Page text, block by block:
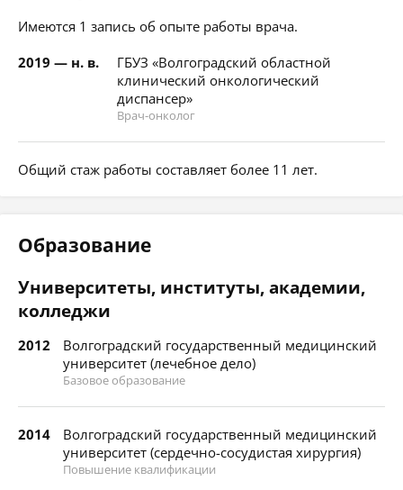
Имеются 1 запись об опыте работы врача.
2019 — н. в.
ГБУЗ «Волгоградский областной
клинический онкологический
диспансер»
Врач-онколог
Общий стаж работы составляет более 11 лет.
Образование
Университеты, институты, академии,
колледжи
2012
Волгоградский государственный медицинский
университет (лечебное дело)
Базовое образование
2014
Волгоградский государственный медицинский
университет (сердечно-сосудистая хирургия)
Повышение квалификации